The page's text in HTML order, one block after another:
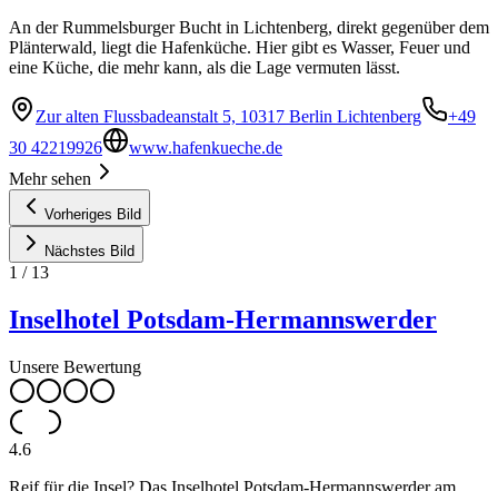
An der Rummelsburger Bucht in Lichtenberg, direkt gegenüber dem
Plänterwald, liegt die Hafenküche. Hier gibt es Wasser, Feuer und
eine Küche, die mehr kann, als die Lage vermuten lässt.
Zur alten Flussbadeanstalt 5, 10317 Berlin Lichtenberg
+49
30 42219926
www.hafenkueche.de
Mehr sehen
Vorheriges Bild
Nächstes Bild
1 / 13
Inselhotel Potsdam-Hermannswerder
Unsere Bewertung
4.6